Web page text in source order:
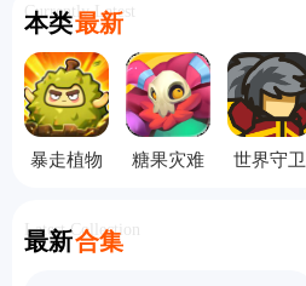
本类最新
Currently Latest
暴走植物
糖果灾难
世界守卫
最新合集
Latest Collection